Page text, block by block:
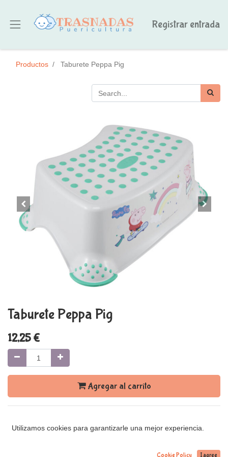
Registrar entrada
Productos Taburete Peppa Pig
Taburete Peppa Pig
12,25€
Agregar al carrito
Utilizamos cookies para garantizarle una mejor experiencia.
Cookie Policy I agree